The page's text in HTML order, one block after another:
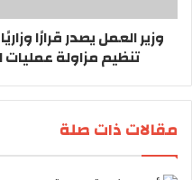
تنظيم مزاولة
مقالات ذات صلة